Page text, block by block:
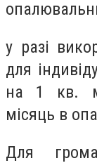
у разі
для
на 1 кв.
місяць в
Для